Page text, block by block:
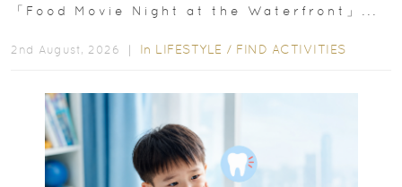
「Food Movie Night at the Waterfront」...
2nd August, 2026 ｜ In LIFESTYLE / FIND ACTIVITIES